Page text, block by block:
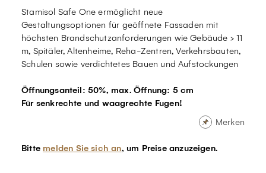
Stamisol Safe One ermöglicht neue
Gestaltungsoptionen für geöffnete Fassaden mit
höchsten Brandschutzanforderungen wie Gebäude > 11
m, Spitäler, Altenheime, Reha-Zentren, Verkehrsbauten,
Schulen sowie verdichtetes Bauen und Aufstockungen
Öffnungsanteil: 50%, max. Öffnung: 5 cm
Für senkrechte und waagrechte Fugen!
Merken
Bitte melden Sie sich an, um Preise anzuzeigen.